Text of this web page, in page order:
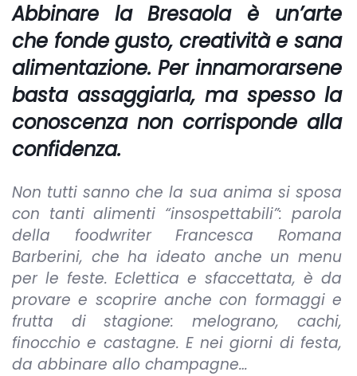
Abbinare laBresaolaè un’arte
che fonde gusto, creatività e sana
alimentazione. Per innamorarsene
basta assaggiarla, ma spesso la
conoscenza non corrisponde alla
confidenza.
Non tutti sanno che la sua anima si sposa
con tanti alimenti “insospettabili”: parola
della foodwriter Francesca Romana
Barberini, che ha ideato anche un menu
per le feste. Eclettica e sfaccettata, è da
provare e scoprire anche con formaggi e
frutta di stagione: melograno, cachi,
finocchio e castagne. E nei giorni di festa,
da abbinare allo champagne…